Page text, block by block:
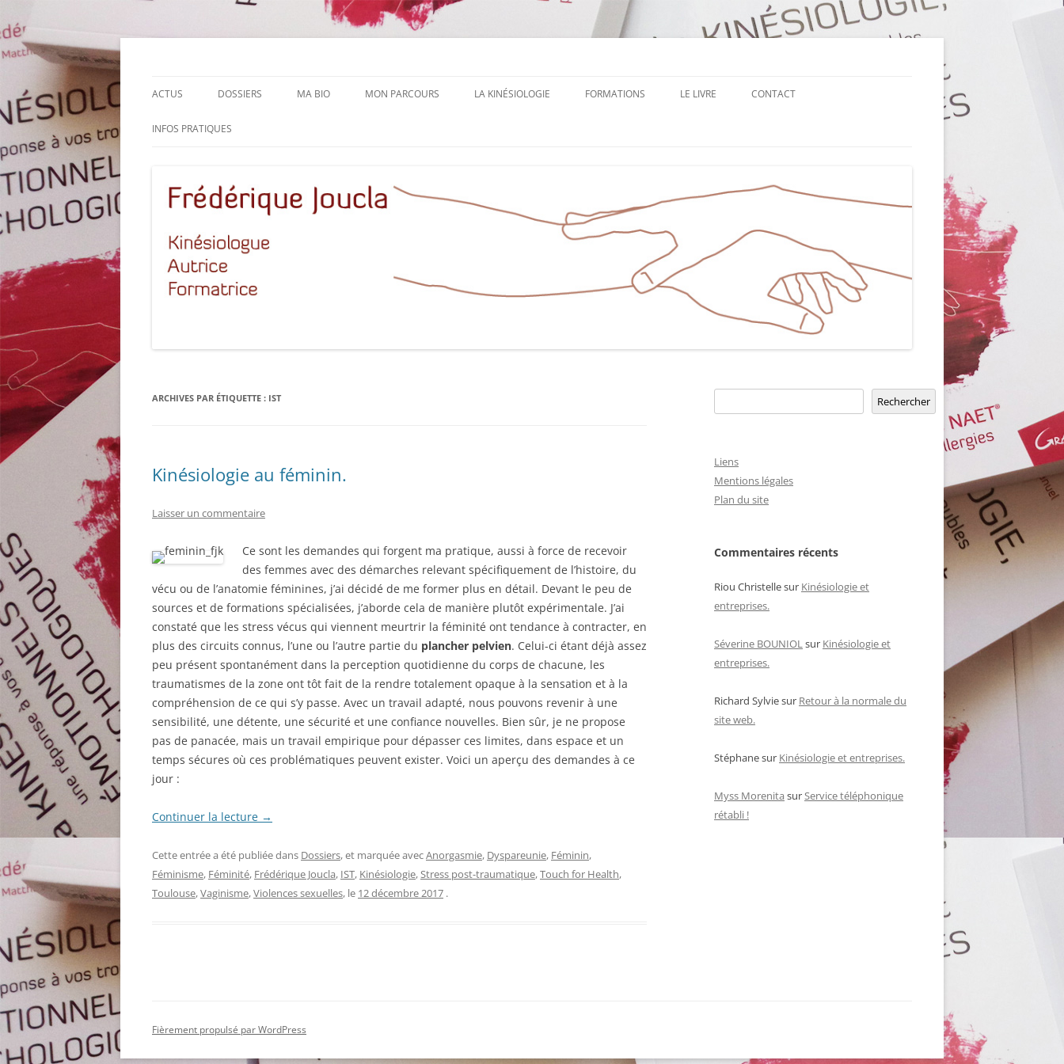
Aller
ACTUS DOSSIERS MA BIO MON PARCOURS LA KINÉSIOLOGIE FORMATIONS LE LIVRE CONTACT
INFOS PRATIQUES
ARCHIVES PAR ÉTIQUETTE : IST
Kinésiologie au féminin.
Laisser un commentaire
Ce sont les demandes qui forgent ma pratique, aussi à force de recevoir
des femmes avec des démarches relevant spécifiquement de l’histoire, du
vécu ou de l’anatomie féminines, j’ai décidé de me former plus en détail. Devant le peu de
sources et de formations spécialisées, j’aborde cela de manière plutôt expérimentale. J’ai
constaté que les stress vécus qui viennent meurtrir la féminité ont tendance à contracter, en
plus des circuits connus, l’une ou l’autre partie du plancher pelvien. Celui-ci étant déjà assez
peu présent spontanément dans la perception quotidienne du corps de chacune, les
traumatismes de la zone ont tôt fait de la rendre totalement opaque à la sensation et à la
compréhension de ce qui s’y passe. Avec un travail adapté, nous pouvons revenir à une
sensibilité, une détente, une sécurité et une confiance nouvelles. Bien sûr, je ne propose
pas de panacée, mais un travail empirique pour dépasser ces limites, dans espace et un
temps sécures où ces problématiques peuvent exister. Voici un aperçu des demandes à ce
jour :
Continuer la lecture →
Cette entrée a été publiée dans Dossiers, et marquée avecAnorgasmie, Dyspareunie, Féminin,
Féminisme, Féminité, Frédérique Joucla, IST, Kinésiologie, Stress post-traumatique,Touch for Health,
Toulouse,Vaginisme,Violences sexuelles, le 12 décembre 2017 .
Rechercher
Liens
Mentions légales
Plan du site
Commentaires récents
Riou Christellesur Kinésiologie et
entreprises.
Séverine BOUNIOL sur Kinésiologie et
entreprises.
Richard Sylviesur Retour à la normale du
site web.
Stéphanesur Kinésiologie et entreprises.
Myss Morenita sur Service téléphonique
rétabli !
Fièrement propulsé par WordPress